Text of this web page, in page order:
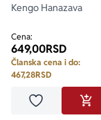
Kengo Hanazava
Cena:
649,00RSD
Članska cena i do:
467,28RSD
Dodaj u